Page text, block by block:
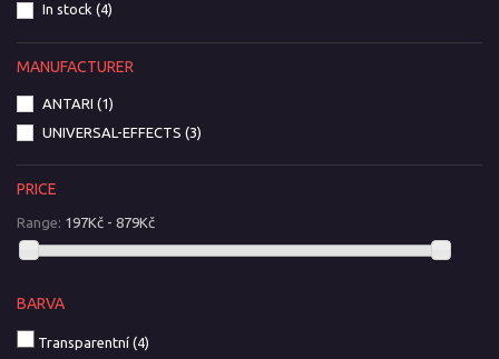
In stock (4)
MANUFACTURER
ANTARI (1)
UNIVERSAL-EFFECTS (3)
PRICE
Range: 197Kč - 879Kč
BARVA
Transparentní (4)